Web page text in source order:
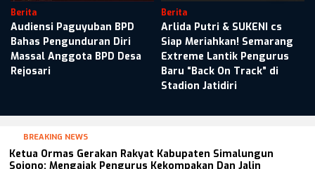
Berita
Audiensi Paguyuban BPD
Bahas Pengunduran Diri
Massal Anggota BPD Desa
Rejosari
Berita
Arlida Putri & SUKENI cs
Siap Meriahkan! Semarang
Extreme Lantik Pengurus
Baru “Back On Track” di
Stadion Jatidiri
BREAKING NEWS
Ketua Ormas Gerakan Rakyat Kabupaten Simalungun
Sojono: Mengajak Pengurus Kekompakan Dan Jalin